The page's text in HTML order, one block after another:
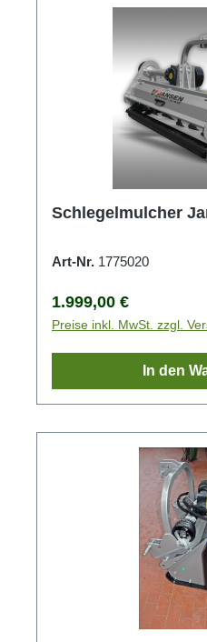
Schlegelmulcher
Art-Nr. 1775020
Regulärer Preis:
1.999,00 €
Preise inkl. MwSt. zzgl.
In den